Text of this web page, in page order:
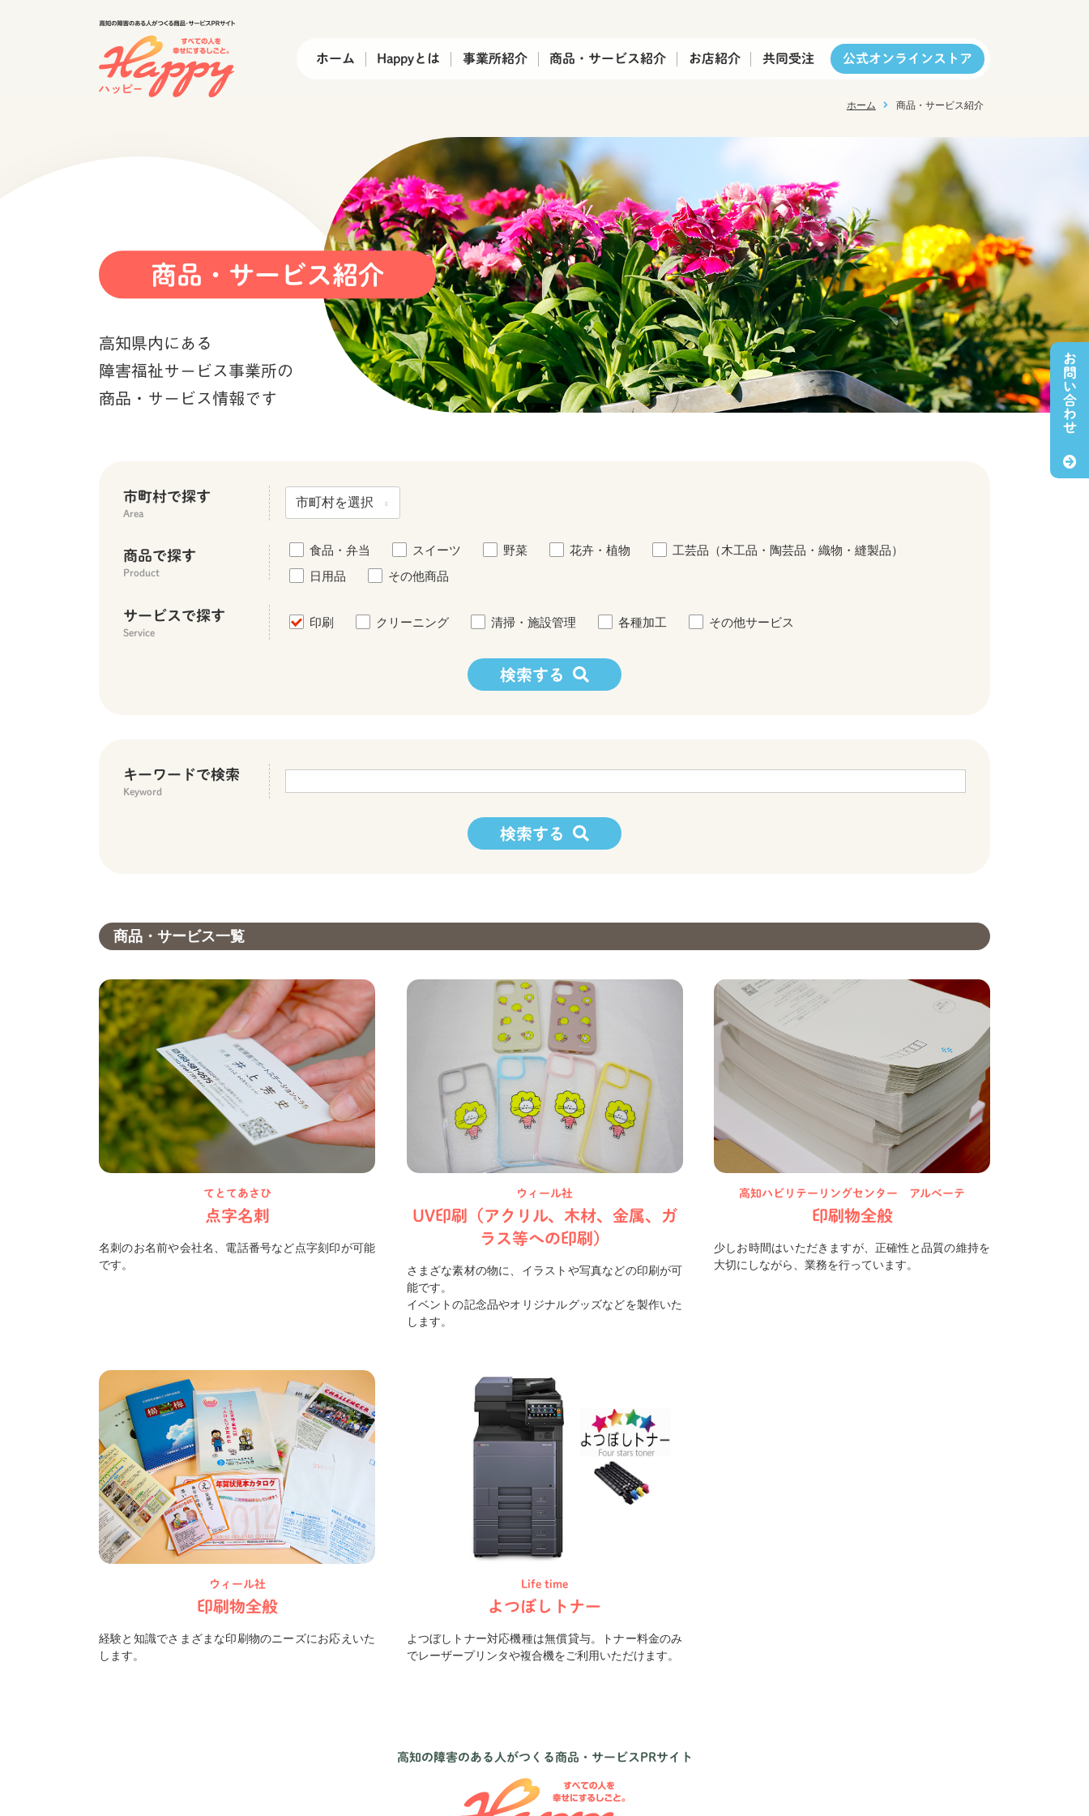
高知の障害のある人がつくる商品・サービスPRサイト
ホーム
Happyとは
事業所紹介
商品・サービス紹介
お店紹介
共同受注
公式オンラインストア
お問い合わせ
ホーム Happyとは 事業所紹介 商品・サービス紹介 お店紹介 共同受注 公式オンラインストア
ホーム 商品・サービス紹介
お問い合わせ
商品・サービス紹介
高知県内にある
障害福祉サービス事業所の
商品・サービス情報です
市町村で探す
Area
商品で探す
Product
食品・弁当 スイーツ 野菜 花卉・植物
工芸品（木工品・陶芸品・織物・縫製品）
日用品
その他商品
サービスで探す
Service
印刷 クリーニング 清掃・施設管理 各種加工 その他サービス
検索する
キーワードで検索
Keyword
検索する
商品・サービス一覧
てとてあさひ
点字名刺
名刺のお名前や会社名、電話番号など点字刻印が可能
です。
ウィール社
UV印刷（アクリル、木材、金属、ガ
ラス等への印刷）
さまざな素材の物に、イラストや写真などの印刷が可
能です。
イベントの記念品やオリジナルグッズなどを製作いた
します。
高知ハビリテーリングセンター アルベーテ
印刷物全般
少しお時間はいただきますが、正確性と品質の維持を
大切にしながら、業務を行っています。
ウィール社
印刷物全般
経験と知識でさまざまな印刷物のニーズにお応えいた
します。
Life time
よつぼしトナー
よつぼしトナー対応機種は無償貸与。トナー料金のみ
でレーザープリンタや複合機をご利用いただけます。
高知の障害のある人がつくる商品・サービスPRサイト